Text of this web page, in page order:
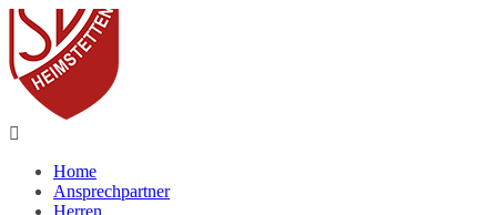
Home
Ansprechpartner
Herren